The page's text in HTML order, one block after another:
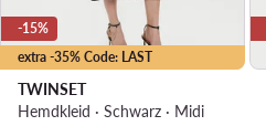
extra -35% Code: LAST
-15%
TWINSET
Hemdkleid · Schwarz · Midi